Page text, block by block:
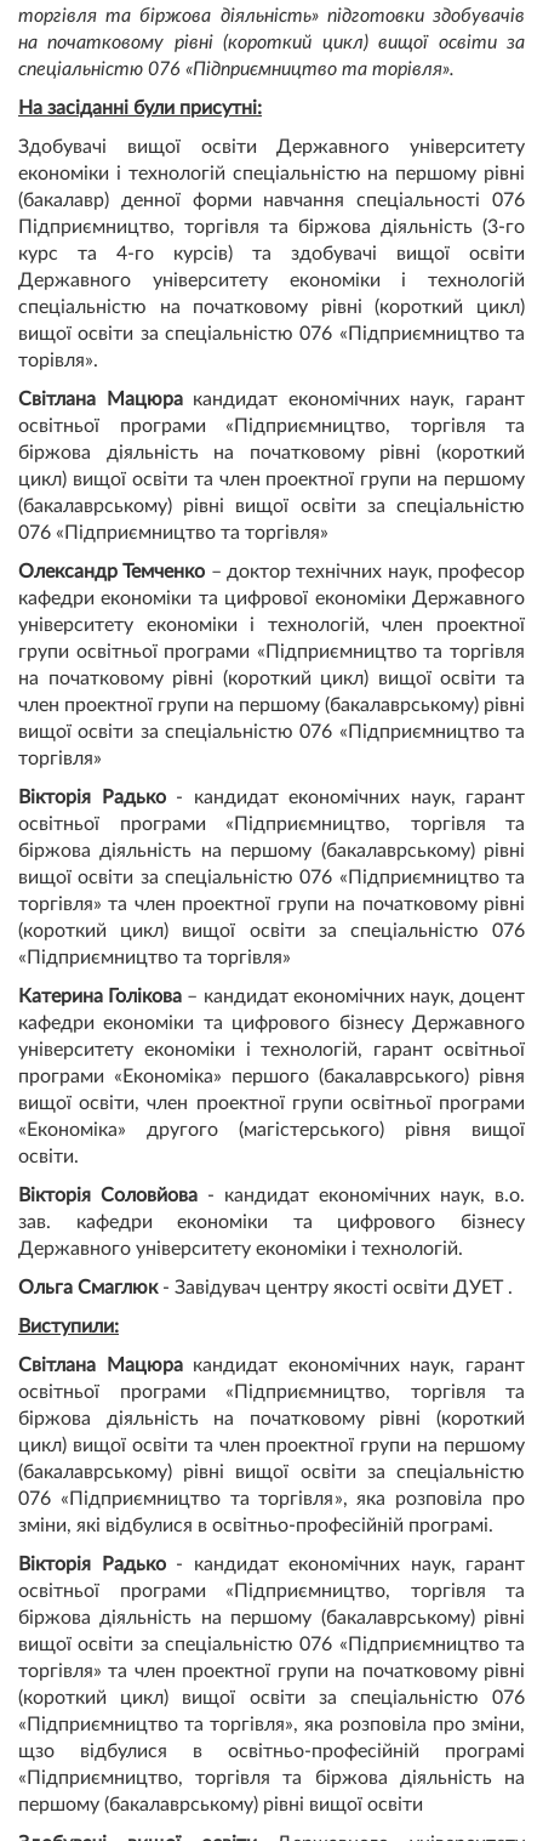
торгівля та біржова діяльність» підготовки здобувачів
на початковому рівні (короткий цикл) вищої освіти за
спеціальністю 076 «Підприємництво та торівля».
На засіданні були присутні:
Здобувачі вищої освіти Державного університету
економіки і технологій спеціальністю на першому рівні
(бакалавр) денної форми навчання спеціальності 076
Підприємництво, торгівля та біржова діяльність (3-го
курс та 4-го курсів) та здобувачі вищої освіти
Державного університету економіки і технологій
спеціальністю на початковому рівні (короткий цикл)
вищої освіти за спеціальністю 076 «Підприємництво та
торівля».
Світлана Мацюра кандидат економічних наук, гарант
освітньої програми «Підприємництво, торгівля та
біржова діяльність на початковому рівні (короткий
цикл) вищої освіти та член проектної групи на першому
(бакалаврському) рівні вищої освіти за спеціальністю
076 «Підприємництво та торгівля»
Олександр Темченко – доктор технічних наук, професор
кафедри економіки та цифрової економіки Державного
університету економіки і технологій, член проектної
групи освітньої програми «Підприємництво та торгівля
на початковому рівні (короткий цикл) вищої освіти та
член проектної групи на першому (бакалаврському) рівні
вищої освіти за спеціальністю 076 «Підприємництво та
торгівля»
Вікторія Радько- кандидат економічних наук, гарант
освітньої програми «Підприємництво, торгівля та
біржова діяльність на першому (бакалаврському) рівні
вищої освіти за спеціальністю 076 «Підприємництво та
торгівля» та член проектної групи на початковому рівні
(короткий цикл) вищої освіти за спеціальністю 076
«Підприємництво та торгівля»
Катерина Голікова – кандидат економічних наук, доцент
кафедри економіки та цифрового бізнесу Державного
університету економіки і технологій, гарант освітньої
програми «Економіка» першого (бакалаврського) рівня
вищої освіти, член проектної групи освітньої програми
«Економіка» другого (магістерського) рівня вищої
освіти.
Вікторія Соловйова - кандидат економічних наук, в.о.
зав. кафедри економіки та цифрового бізнесу
Державного університету економіки і технологій.
Ольга Смаглюк- Завідувач центру якості освіти ДУЕТ .
Виступили:
Світлана Мацюракандидат економічних наук, гарант
освітньої програми «Підприємництво, торгівля та
біржова діяльність на початковому рівні (короткий
цикл) вищої освіти та член проектної групи на першому
(бакалаврському) рівні вищої освіти за спеціальністю
076 «Підприємництво та торгівля», яка розповіла про
зміни, які відбулися в освітньо-професійній програмі.
Вікторія Радько- кандидат економічних наук, гарант
освітньої програми «Підприємництво, торгівля та
біржова діяльність на першому (бакалаврському) рівні
вищої освіти за спеціальністю 076 «Підприємництво та
торгівля» та член проектної групи на початковому рівні
(короткий цикл) вищої освіти за спеціальністю 076
«Підприємництво та торгівля», яка розповіла про зміни,
щзо відбулися в освітньо-професійній програмі
«Підприємництво, торгівля та біржова діяльність на
першому (бакалаврському) рівні вищої освіти